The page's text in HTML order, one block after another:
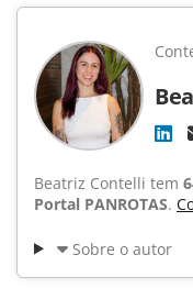
Beatriz Contelli tem
Portal PANROTAS.
Sobre o autor